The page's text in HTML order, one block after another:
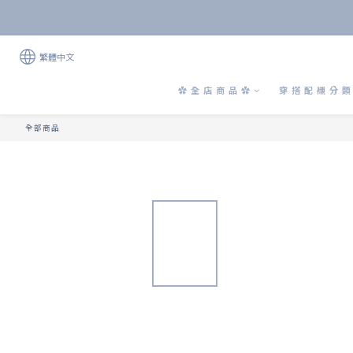
繁體中文
✿ 全 店 商 品 ✿ 穿 搭 配 襯 分
全部商品